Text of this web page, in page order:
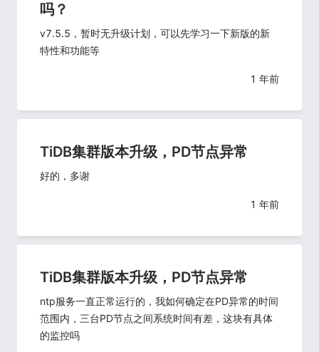
吗？
v7.5.5，暂时无升级计划，可以先学习一下新版的新
特性和功能等
1 年前
TiDB集群版本升级，PD节点异常
好的，多谢
1 年前
TiDB集群版本升级，PD节点异常
ntp服务一直正常运行的，我如何确定在PD异常的时间
范围内，三台PD节点之间系统时间有差，这块有具体
的监控吗